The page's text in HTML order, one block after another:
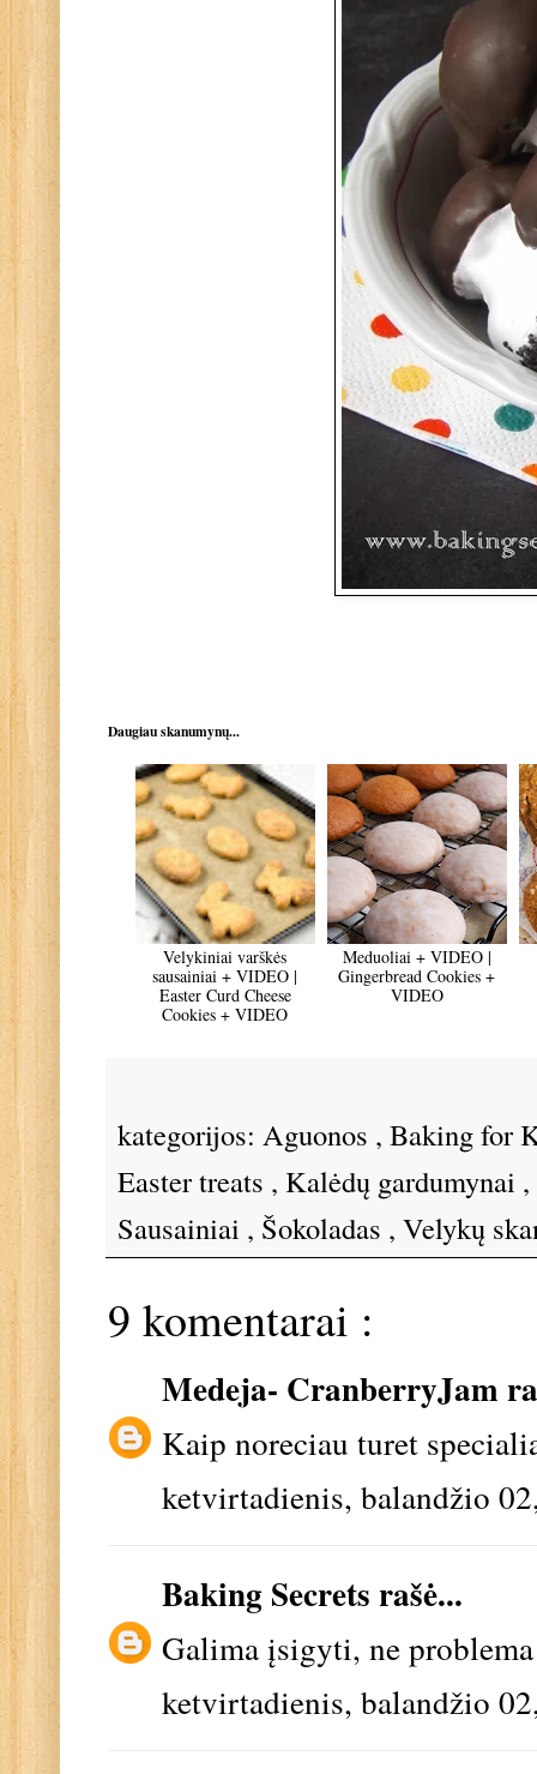
Daugiau skanumynų...
Velykiniai varškės
sausainiai + VIDEO |
Easter Curd Cheese
Cookies + VIDEO
Meduoliai + VIDEO |
Gingerbread Cookies +
VIDEO
kategorijos: Aguonos , Baking for
Easter treats , Kalėdų gardumynai ,
Sausainiai , Šokoladas , Velykų
9 komentarai :
Medeja- CranberryJam
Kaip noreciau turet
ketvirtadienis, balandžio
Baking Secrets rašė...
Galima įsigyti, ne
ketvirtadienis, balandžio